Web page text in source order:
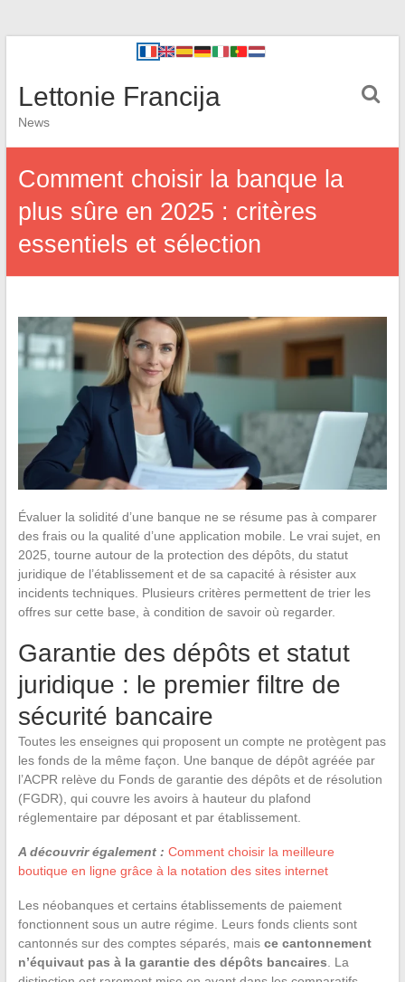
Lettonie Francija
News
Comment choisir la banque la
plus sûre en 2025 : critères
essentiels et sélection
Évaluer la solidité d’une banque ne se résume pas à comparer
des frais ou la qualité d’une application mobile. Le vrai sujet, en
2025, tourne autour de la protection des dépôts, du statut
juridique de l’établissement et de sa capacité à résister aux
incidents techniques. Plusieurs critères permettent de trier les
offres sur cette base, à condition de savoir où regarder.
Garantie des dépôts et statut
juridique : le premier filtre de
sécurité bancaire
Toutes les enseignes qui proposent un compte ne protègent pas
les fonds de la même façon. Une banque de dépôt agréée par
l’ACPR relève du Fonds de garantie des dépôts et de résolution
(FGDR), qui couvre les avoirs à hauteur du plafond
réglementaire par déposant et par établissement.
A découvrir également : Comment choisir la meilleure
boutique en ligne grâce à la notation des sites internet
Les néobanques et certains établissements de paiement
fonctionnent sous un autre régime. Leurs fonds clients sont
cantonnés sur des comptes séparés, mais ce cantonnement
n’équivaut pas à la garantie des dépôts bancaires . La